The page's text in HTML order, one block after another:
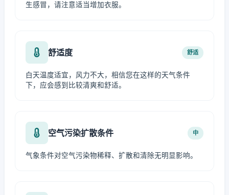
生感冒，请注意适当增加衣服。
舒适度 舒适
白天温度适宜，风力不大，相信您在这样的天气条件
下，应会感到比较清爽和舒适。
空气污染扩散条件 中
气象条件对空气污染物稀释、扩散和清除无明显影响。